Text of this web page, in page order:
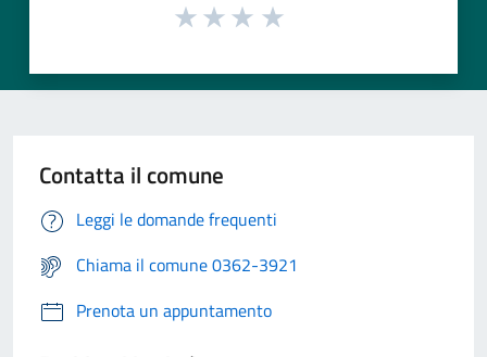
Contatta il comune
Leggi le domande frequenti
Chiama il comune 0362-3921
Prenota un appuntamento